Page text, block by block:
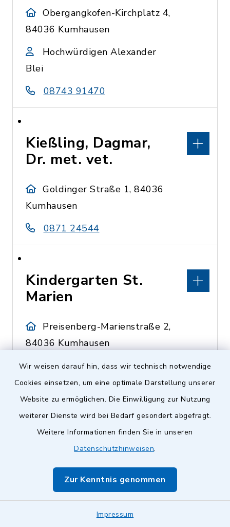
Wir weisen darauf hin, dass wir technisch notwendige
Cookies einsetzen, um eine optimale Darstellung unserer
Website zu ermöglichen. Die Einwilligung zur Nutzung
weiterer Dienste wird bei Bedarf gesondert abgefragt.
Weitere Informationen finden Sie in unseren
Datenschutzhinweisen.
Zur Kenntnis genommen
Impressum
Obergangkofen-Kirchplatz 4,
84036 Kumhausen
Hochwürdigen Alexander
Blei
08743 91470
Kießling, Dagmar,
Dr. met. vet.
Goldinger Straße 1, 84036
Kumhausen
0871 24544
Kindergarten St.
Marien
Preisenberg-Marienstraße 2,
84036 Kumhausen
Leiterin Stefanie Gürteler
0871 42461
Kinderhaus St.
Obergangkofen-Badstauden
1, 84036 Kumhausen